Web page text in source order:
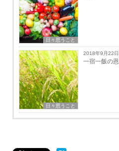
日々思うこと
日々思うこと
2018年9月22日
一宿一飯の恩